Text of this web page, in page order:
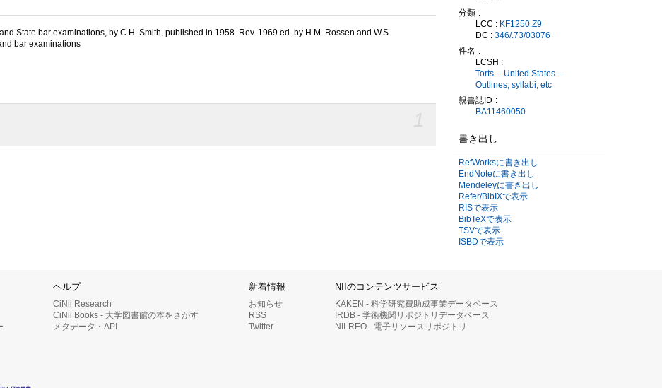
State bar examinations, by C.H. Smith, published in 1958. Rev. 1969 ed. by H.M. Rossen and W.S.
bar examinations
分類
LCC : KF1250.Z9
DC : 346/.73/03076
件名
LCSH :
Torts -- United States --
Outlines, syllabi, etc
親書誌ID
BA11460050
書き出し
RefWorksに書き出し
EndNoteに書き出し
Mendeleyに書き出し
Refer/BibIXで表示
RISで表示
BibTeXで表示
TSVで表示
ISBDで表示
ヘルプ
CiNii Research
CiNii Books - 大学図書館の本をさがす
メタデータ・API
新着情報
お知らせ
RSS
Twitter
NIIのコンテンツサービス
KAKEN - 科学研究費助成事業データベース
IRDB - 学術機関リポジトリデータベース
NII-REO - 電子リソースリポジトリ